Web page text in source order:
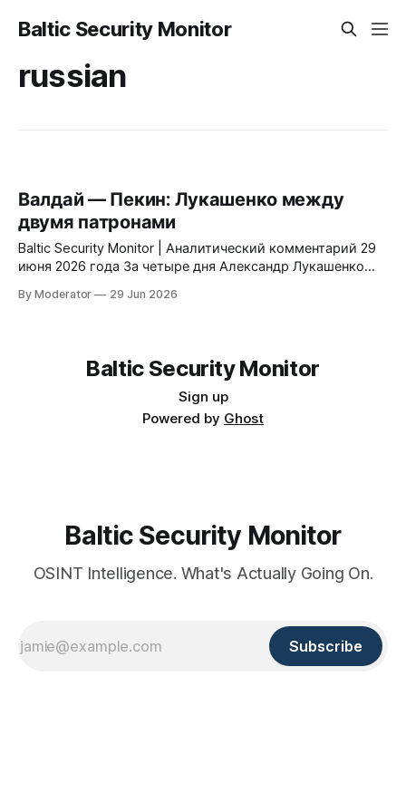
Baltic Security Monitor
russian
Валдай — Пекин: Лукашенко между
двумя патронами
Baltic Security Monitor | Аналитический комментарий 29
июня 2026 года За четыре дня Александр Лукашенко
с Си Цзиньпином в Пекине. Две встречи. Два
сложнее решать тому, кто стоит между ними. Валдай,
26 июня: встреча
By Moderator 29 Jun 2026
Baltic Security Monitor
Sign up
Powered by Ghost
Baltic Security Monitor
OSINT Intelligence. What's Actually Going On.
Subscribe